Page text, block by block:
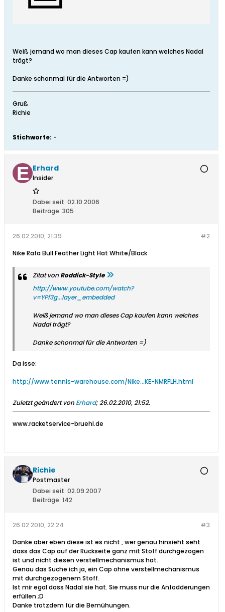
Weiß jemand wo man dieses Cap kaufen kann welches Nadal
trägt?
Danke schonmal für die Antworten =)
Gruß
Richie
Stichworte: -
Erhard
Insider
Dabei seit: 02.10.2006
Beiträge: 305
#2
26.02.2010, 21:39
Nike Rafa Bull Feather Light Hat White/Black
Zitat vonRoddick-Style
http://www.youtube.com/watch?
v=YPf3g...layer_embedded
Weiß jemand wo man dieses Cap kaufen kann welches
Nadal trägt?
Danke schonmal für die Antworten =)
Da isse:
http://www.tennis-warehouse.com/Nike...KE-NMRFLH.html
Zuletzt geändert von Erhard;26.02.2010, 21:52.
www.racketservice-bruehl.de
Richie
Postmaster
Dabei seit: 02.09.2007
Beiträge: 142
#3
26.02.2010, 22:24
Danke aber eben diese ist es nicht , wer genau hinsieht seht
dass das Cap auf der Rückseite ganz mit Stoff durchgezogen
ist und nicht diesen verstellmechanismus hat.
Genau das Suche ich ja, ein Cap ohne verstellmechanismus
mit durchgezogenem Stoff.
Ist mir egal dass Nadal sie hat. Sie muss nur die Anfodderungen
erfüllen ;D
Danke trotzdem für die Bemühungen.